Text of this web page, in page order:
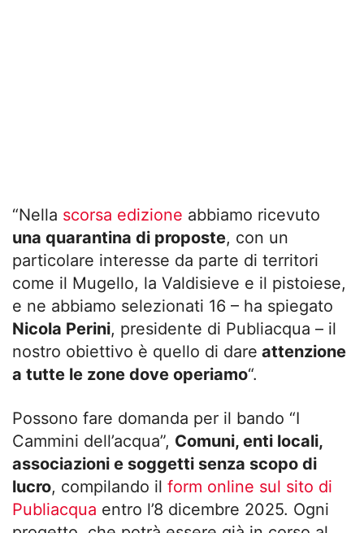
“Nella scorsa edizione abbiamo ricevuto
una quarantina di proposte, con un
particolare interesse da parte di territori
come il Mugello, la Valdisieve e il pistoiese,
e ne abbiamo selezionati 16 – ha spiegato
Nicola Perini, presidente di Publiacqua – il
nostro obiettivo è quello di dare attenzione
a tutte le zone dove operiamo“.
Possono fare domanda per il bando “I
Cammini dell’acqua”, Comuni, enti locali,
associazioni e soggetti senza scopo di
lucro, compilando il form online sul sito di
Publiacqua entro l’8 dicembre 2025. Ogni